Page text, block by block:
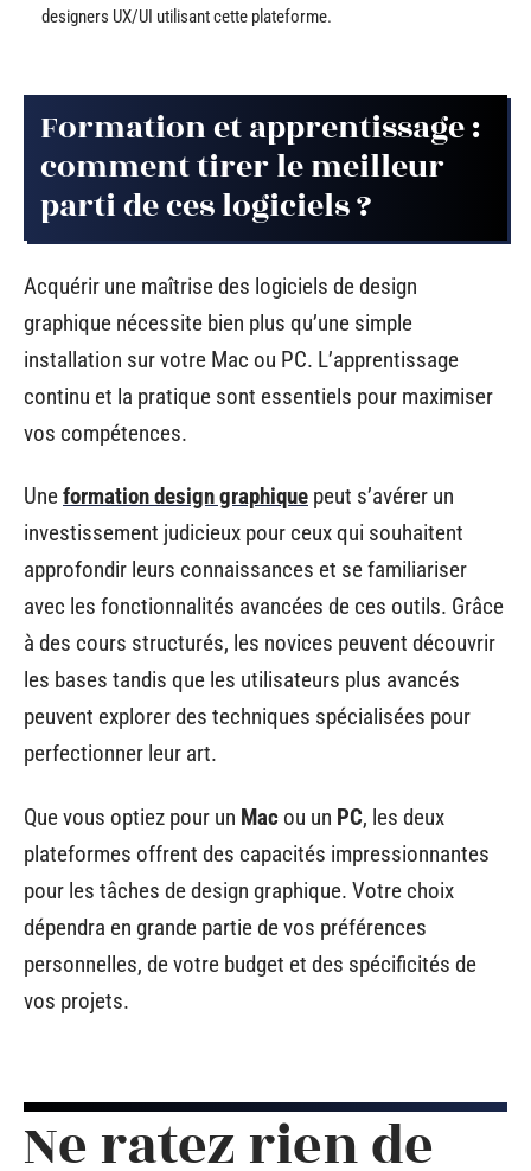
designers UX/UI utilisant cette plateforme.
Formation et apprentissage :
comment tirer le meilleur
parti de ces logiciels ?
Acquérir une maîtrise des logiciels de design
graphique nécessite bien plus qu’une simple
installation sur votre Mac ou PC. L’apprentissage
continu et la pratique sont essentiels pour maximiser
vos compétences.
Uneformation design graphique peut s’avérer un
investissement judicieux pour ceux qui souhaitent
approfondir leurs connaissances et se familiariser
avec les fonctionnalités avancées de ces outils. Grâce
à des cours structurés, les novices peuvent découvrir
les bases tandis que les utilisateurs plus avancés
peuvent explorer des techniques spécialisées pour
perfectionner leur art.
Que vous optiez pour un Mac ou un PC, les deux
plateformes offrent des capacités impressionnantes
pour les tâches de design graphique. Votre choix
dépendra en grande partie de vos préférences
personnelles, de votre budget et des spécificités de
vos projets.
Ne ratez rien de